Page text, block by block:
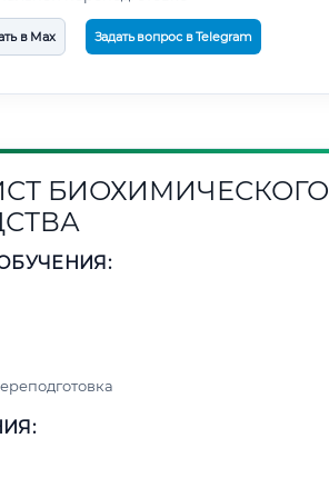
в Max Задать вопрос в Telegram
БИОХИМИЧЕСКОГО